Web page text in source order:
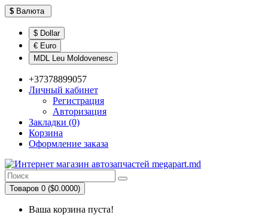
$ Валюта
$ Dollar
€ Euro
MDL Leu Moldovenesc
+37378899057
Личный кабинет
Регистрация
Авторизация
Закладки (0)
Корзина
Оформление заказа
Товаров 0 ($0.0000)
Ваша корзина пуста!